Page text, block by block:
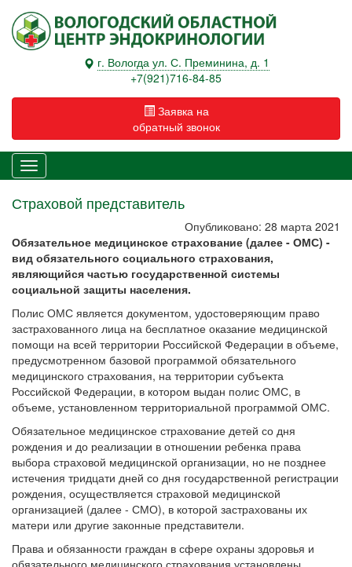
г. Вологда ул. С. Преминина, д. 1
+7(921)716-84-85
Заявка на
обратный звонок
Страховой представитель
Опубликовано: 28 марта 2021
Обязательное медицинское страхование (далее - ОМС) -
вид обязательного социального страхования,
являющийся частью государственной системы
социальной защиты населения.
Полис ОМС является документом, удостоверяющим право
застрахованного лица на бесплатное оказание медицинской
помощи на всей территории Российской Федерации в объеме,
предусмотренном базовой программой обязательного
медицинского страхования, на территории субъекта
Российской Федерации, в котором выдан полис ОМС, в
объеме, установленном территориальной программой ОМС.
Обязательное медицинское страхование детей со дня
рождения и до реализации в отношении ребенка права
выбора страховой медицинской организации, но не позднее
истечения тридцати дней со дня государственной регистрации
рождения, осуществляется страховой медицинской
организацией (далее - СМО), в которой застрахованы их
матери или другие законные представители.
Права и обязанности граждан в сфере охраны здоровья и